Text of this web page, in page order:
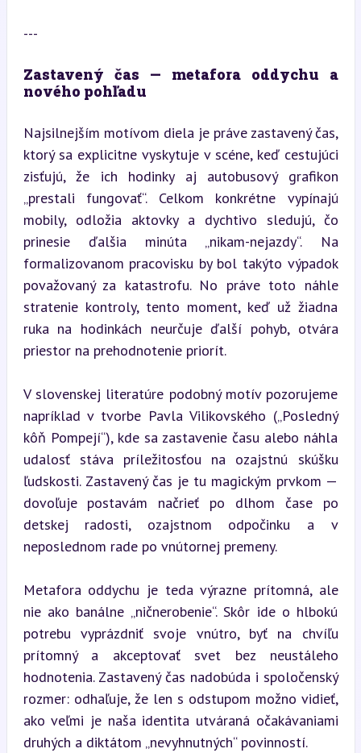
---
Zastavený čas — metafora oddychu a
nového pohľadu
Najsilnejším motívom diela je práve zastavený čas,
ktorý sa explicitne vyskytuje v scéne, keď cestujúci
zisťujú, že ich hodinky aj autobusový grafikon
„prestali fungovať“. Celkom konkrétne vypínajú
mobily, odložia aktovky a dychtivo sledujú, čo
prinesie ďalšia minúta „nikam-nejazdy“. Na
formalizovanom pracovisku by bol takýto výpadok
považovaný za katastrofu. No práve toto náhle
stratenie kontroly, tento moment, keď už žiadna
ruka na hodinkách neurčuje ďalší pohyb, otvára
priestor na prehodnotenie priorít.
V slovenskej literatúre podobný motív pozorujeme
napríklad v tvorbe Pavla Vilikovského („Posledný
kôň Pompejí“), kde sa zastavenie času alebo náhla
udalosť stáva príležitosťou na ozajstnú skúšku
ľudskosti. Zastavený čas je tu magickým prvkom —
dovoľuje postavám načrieť po dlhom čase po
detskej radosti, ozajstnom odpočinku a v
neposlednom rade po vnútornej premeny.
Metafora oddychu je teda výrazne prítomná, ale
nie ako banálne „ničnerobenie“. Skôr ide o hlbokú
potrebu vyprázdniť svoje vnútro, byť na chvíľu
prítomný a akceptovať svet bez neustáleho
hodnotenia. Zastavený čas nadobúda i spoločenský
rozmer: odhaľuje, že len s odstupom možno vidieť,
ako veľmi je naša identita utváraná očakávaniami
druhých a diktátom „nevyhnutných“ povinností.